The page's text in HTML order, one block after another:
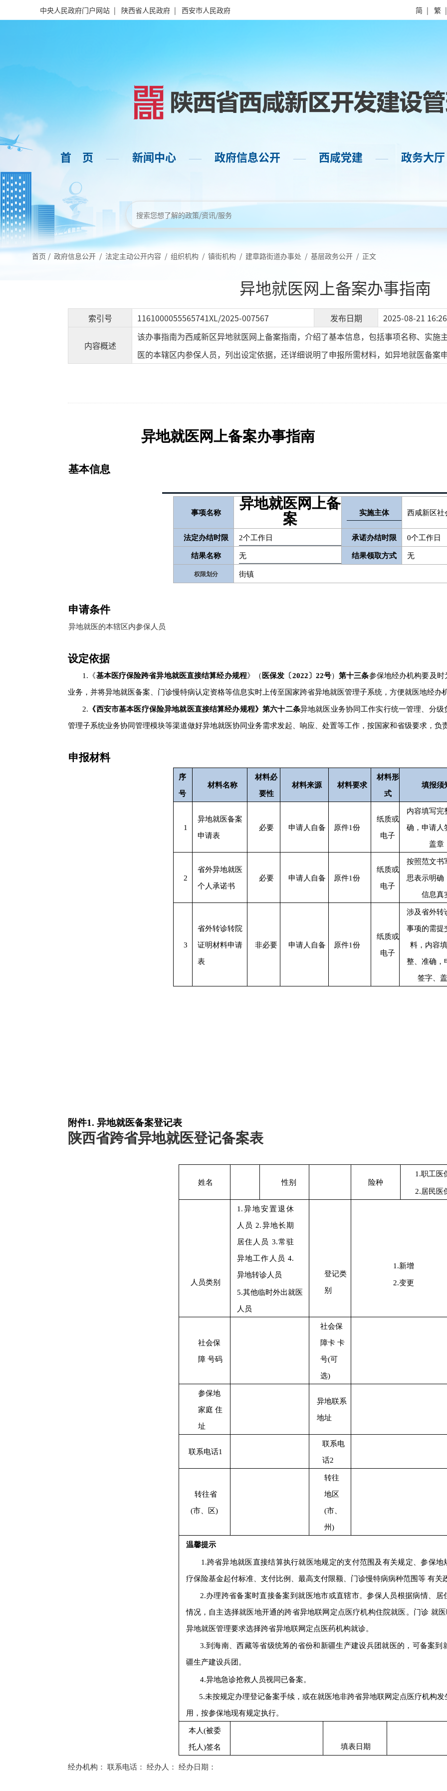
中央人民政府门户网站 | 陕西省人民政府 | 西安市人民政府 简 | 繁
首 页 —— 新闻中心 —— 政府信息公开 —— 西咸党建 —— 政务大厅
首页 / 政府信息公开 / 法定主动公开内容 / 组织机构 / 镇街机构 / 建章路街道办事处 / 基层政务公开 / 正文
异地就医网上备案办事指南
索引号 1161000055565741XL/2025-007567 发布日期 2025-08-21 16:26
内容概述
该办事指南为西咸新区异地就医网上备案指南，介绍了基本信息，包括事项名称、实施
医的本辖区内参保人员，列出设定依据，还详细说明了申报所需材料，如异地就医备案
异地就医网上备案办事指南
基本信息
事项名称
异地就医网上备
案
实施主体 西咸新区社
法定办结时限 2个工作日 承诺办结时限 0个工作日
结果名称 无 结果领取方式 无
权限划分 街镇
申请条件
异地就医的本辖区内参保人员
设定依据
1. 《基本医疗保险跨省异地就医直接结算经办规程》（ 医保发〔2022〕22号）第十三条参保地经办机构要及
业务，并将异地就医备案、门诊慢特病认定资格等信息实时上传至国家跨省异地就医管理子系统，方便就医地经办
2. 《西安市基本医疗保险异地就医直接结算经办规程》第六十二条异地就医业务协同工作实行统一管理、分
管理子系统业务协同管理模块等渠道做好异地就医协同业务需求发起、响应、处置等工作，按国家和省级要求，负
申报材料
序
号
材料名称
材料必
要性
材料来源 材料要求
材料形
式
填报须
1
异地就医备案
申请表
必要 申请人自备 原件1份
纸质或
电子
内容填写完
确， 申请人
盖章
2
省外异地就医
个人承诺书
必要 申请人自备 原件1份
纸质或
电子
按照范文书
思表示明确
信息真
3
省外转诊转院
证明材料申请
表
非必要 申请人自备 原件1份
纸质或
电子
涉及省外转
事项的需提
料， 内容
整、准确，
签字、
附件1. 异地就医备案登记表
陕西省跨省异地就医登记备案表
姓名 性别 险种
1.职工医
2.居民医
人员类别
1.异地安置退休
人员 2.异地长期
居住人员 3.常驻
异地工作人员 4.
异地转诊人员
5.其他临时外出就医
人员
登记类
别
1.新增
2.变更
社会保
障 号码
社会保
障卡 卡
号(可
选)
参保地
家庭 住
址
异地联系
地址
联系电话1
联系电
话2
转往省
(市、区)
转往
地区
(市、
州)
温馨提示
1.跨省异地就医直接结算执行就医地规定的支付范围及有关规定、参保地
疗保险基金起付标准、支付比例、最高支付限额、门诊慢特病病种范围等 有关
2.办理跨省备案时直接备案到就医地市或直辖市。参保人员根据病情、居
情况，自主选择就医地开通的跨省异地联网定点医疗机构住院就医。门诊 就
异地就医管理要求选择跨省异地联网定点医药机构就诊。
3.到海南、西藏等省级统筹的省份和新疆生产建设兵团就医的，可备案到
疆生产建设兵团。
4.异地急诊抢救人员视同已备案。
5.未按规定办理登记备案手续，或在就医地非跨省异地联网定点医疗机构发
用，按参保地现有规定执行。
本人(被委
托人)签名 填表日期
经办机构： 联系电话： 经办人： 经办日期：